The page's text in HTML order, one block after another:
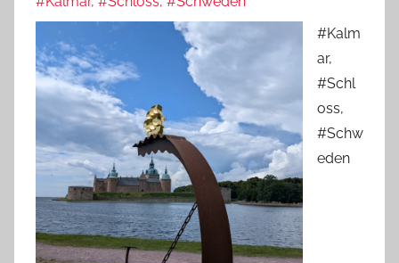
#Kalm
ar,
#Schl
oss,
#Schw
eden